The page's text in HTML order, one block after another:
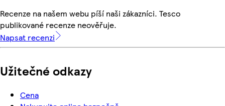
Recenze na našem webu píší naši zákazníci. Tesco
publikované recenze neověřuje.
Napsat recenzi
Užitečné odkazy
Cena